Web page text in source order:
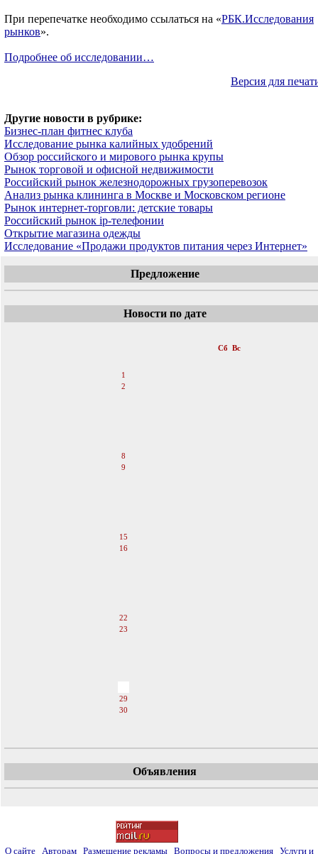
При перепечатке необходимо ссылаться на «РБК.Исследования
рынков».
Подробнее об исследовании…
Версия для
Другие новости в рубрике:
Бизнес-план фитнес клуба
Исследование рынка калийных удобрений
Обзор российского и мирового рынка крупы
Рынок торговой и офисной недвижимости
Российский рынок железнодорожных грузоперевозок
Анализ рынка клининга в Москве и Московском регионе
Рынок интернет-торговли: детские товары
Российский рынок ip-телефонии
Открытие магазина одежды
Исследование «Продажи продуктов питания через Интернет»
Предложение
Новости по дате
Сб Вс
1
2
8
9
15
16
22
23
29
30
Объявления
О сайте Авторам Размещение рекламы Вопросы и предложения Услуги и